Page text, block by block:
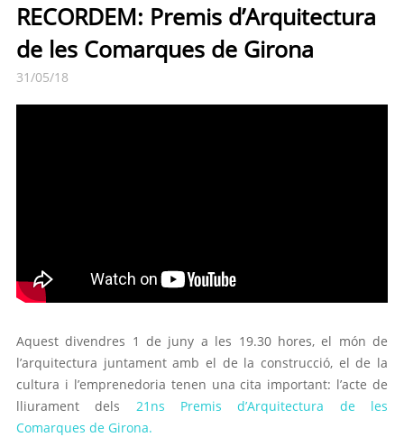
RECORDEM: Premis d’Arquitectura
de les Comarques de Girona
31/05/18
Aquest divendres 1 de juny a les 19.30 hores, el món de
l’arquitectura juntament amb el de la construcció, el de la
cultura i l’emprenedoria tenen una cita important: l’acte de
lliurament dels 21ns Premis d’Arquitectura de les
Comarques de Girona.